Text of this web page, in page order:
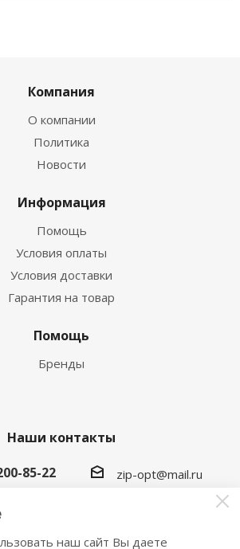
Компания
О компании
Политика
Новости
Информация
Помощь
Условия оплаты
Условия доставки
Гарантия на товар
Помощь
Бренды
Наши контакты
85-22
zip-opt@mail.ru
Пермь, ул. Васильева, 5в
наш сайт Вы даете